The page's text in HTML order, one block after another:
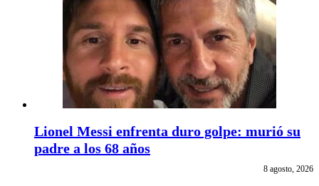
Lionel Messi enfrenta duro golpe: murió su
padre a los 68 años
8 agosto, 2026